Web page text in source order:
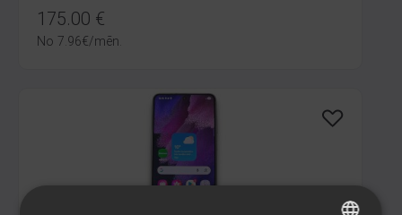
175.00 €
No 7.96€/mēn.